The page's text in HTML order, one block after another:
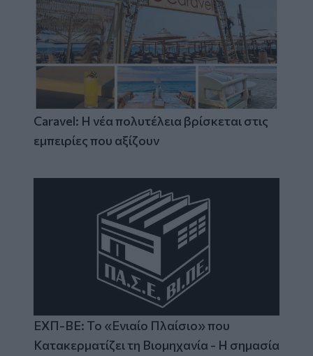
Caravel: Η νέα πολυτέλεια βρίσκεται στις
εμπειρίες που αξίζουν
ΕΧΠ-ΒΕ: Το «Ενιαίο Πλαίσιο» που
Κατακερματίζει τη Βιομηχανία - Η σημασία